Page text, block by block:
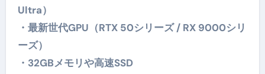
Ultra）
・最新世代GPU（RTX 50シリーズ / RX 9000シリ
ーズ）
・32GBメモリや高速SSD